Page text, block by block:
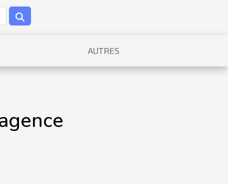
AUTRES